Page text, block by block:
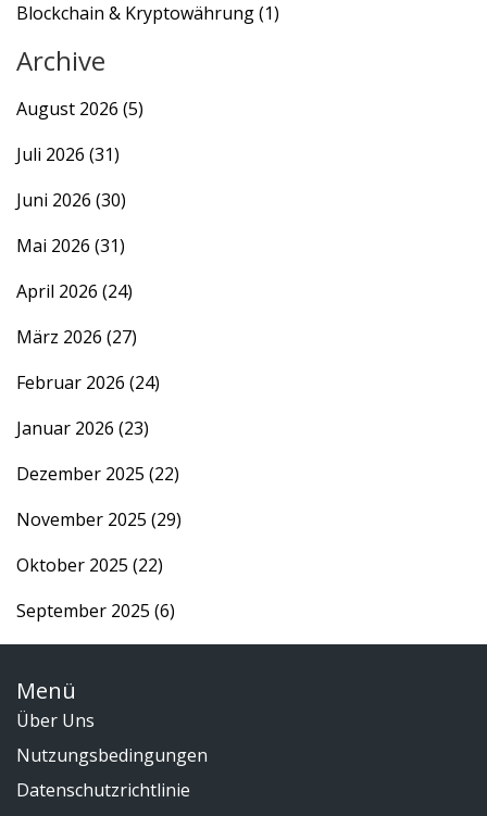
Blockchain & Kryptowährung(1)
Archive
August 2026 (5)
Juli 2026 (31)
Juni 2026 (30)
Mai 2026 (31)
April 2026 (24)
März 2026 (27)
Februar 2026 (24)
Januar 2026 (23)
Dezember 2025 (22)
November 2025 (29)
Oktober 2025 (22)
September 2025 (6)
Menü
Über Uns
Nutzungsbedingungen
Datenschutzrichtlinie